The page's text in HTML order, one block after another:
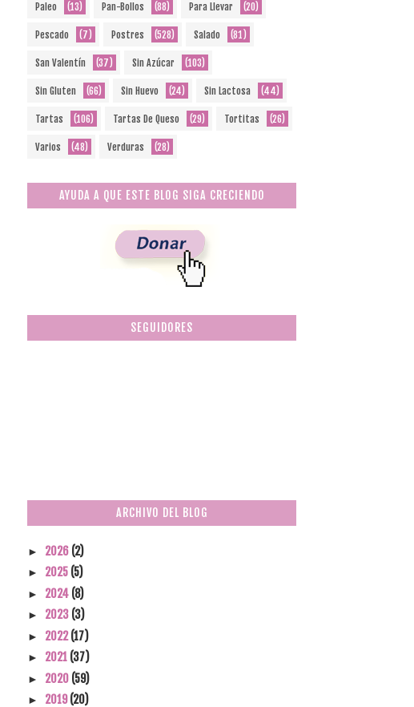
Paleo (13) Pan-Bollos (88) Para Llevar (20)
Pescado (7) Postres (528) Salado (81)
San Valentín (37) Sin Azúcar (103)
Sin Gluten (66) Sin Huevo (24) Sin Lactosa (44)
Tartas (106) Tartas De Queso (29) Tortitas (26)
Varios (48) Verduras (28)
AYUDA A QUE ESTE BLOG SIGA CRECIENDO
SEGUIDORES
ARCHIVO DEL BLOG
► 2026 (2)
► 2025 (5)
► 2024 (8)
► 2023 (3)
► 2022(17)
► 2021 (37)
► 2020 (59)
► 2019(20)